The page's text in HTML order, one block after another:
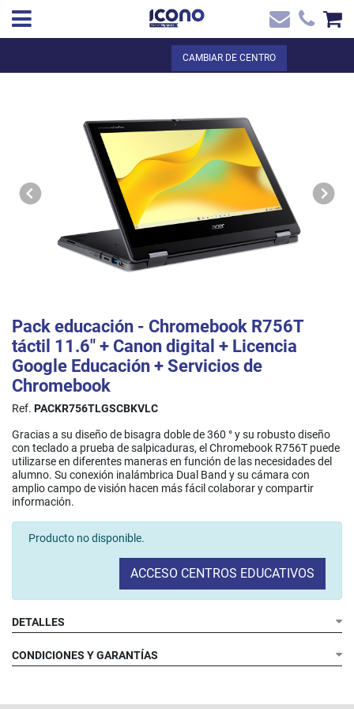
VER LA CESTA
ES ✖
Inicio
CAMBIAR DE CENTRO
Pack educación - Chromebook R756T
táctil 11.6" + Canon digital + Licencia
Google Educación + Servicios de
Chromebook
Ref. PACKR756TLGSCBKVLC
Gracias a su diseño de bisagra doble de 360 ° y su robusto diseño
con teclado a prueba de salpicaduras, el Chromebook R756T puede
utilizarse en diferentes maneras en función de las necesidades del
alumno. Su conexión inalámbrica Dual Band y su cámara con
amplio campo de visión hacen más fácil colaborar y compartir
información.​
Producto no disponible.
ACCESO CENTROS EDUCATIVOS
DETALLES
CONDICIONES Y GARANTÍAS